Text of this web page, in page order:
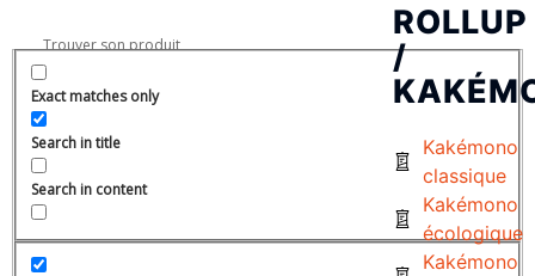
ROLLUP
/
Kakémono
classique
Kakémono
écologique
Kakémono
Exact matches only
Search in title
Search in content